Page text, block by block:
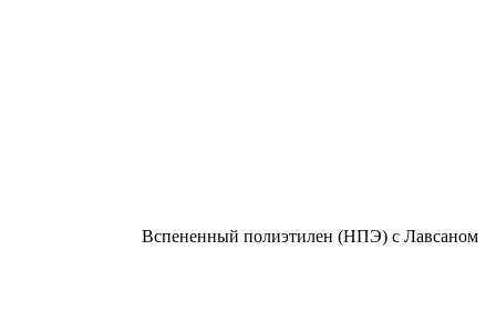
Вспененный полиэтилен (НПЭ) с Лавсаном